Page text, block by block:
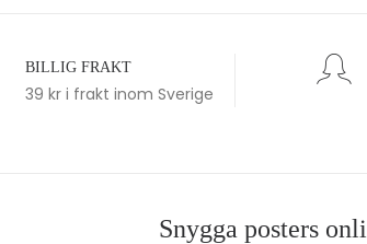
BILLIG FRAKT
39 kr i frakt inom Sverige
Snygga posters